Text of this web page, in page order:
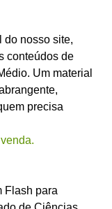
do nosso site,
conteúdos de
Um material
precisa
Flash para